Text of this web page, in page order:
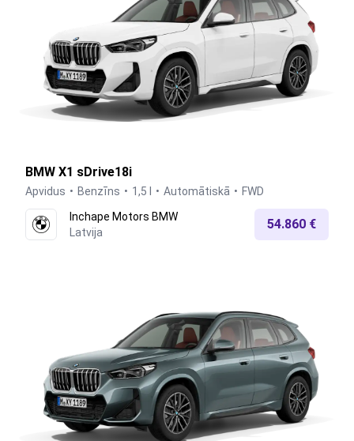
BMW X1 sDrive18i
Apvidus Benzīns 1,5 l Automātiskā
FWD
Inchape Motors BMW
Latvija
54.860 €